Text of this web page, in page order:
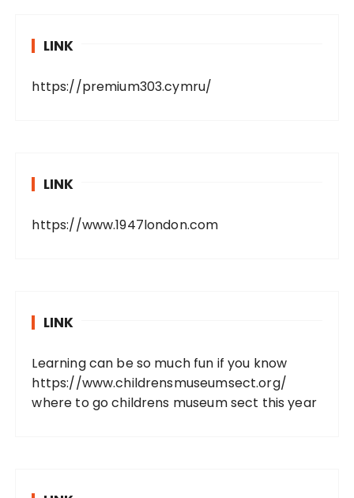
LINK
https://premium303.cymru/
LINK
https://www.1947london.com
LINK
Learning can be so much fun if you know
https://www.childrensmuseumsect.org/
where to go childrens museum sect this year